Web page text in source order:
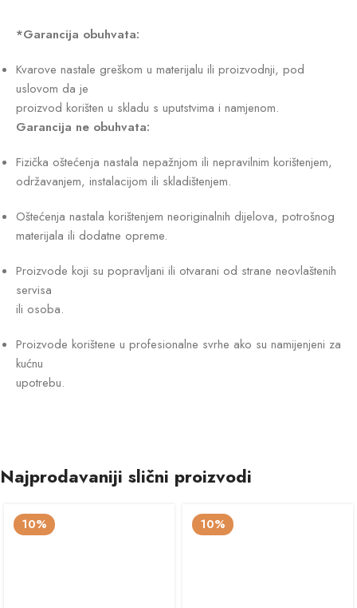
*Garancija obuhvata:
Kvarove nastale greškom u materijalu ili proizvodnji, pod
uslovom da je
proizvod korišten u skladu s uputstvima i namjenom.
Garancija ne obuhvata:
Fizička oštećenja nastala nepažnjom ili nepravilnim korištenjem,
održavanjem, instalacijom ili skladištenjem.
Oštećenja nastala korištenjem neoriginalnih dijelova, potrošnog
materijala ili dodatne opreme.
Proizvode koji su popravljani ili otvarani od strane neovlaštenih
servisa
ili osoba.
Proizvode korištene u profesionalne svrhe ako su namijenjeni za
kućnu
upotrebu.
Najprodavaniji slični proizvodi
10% 10%